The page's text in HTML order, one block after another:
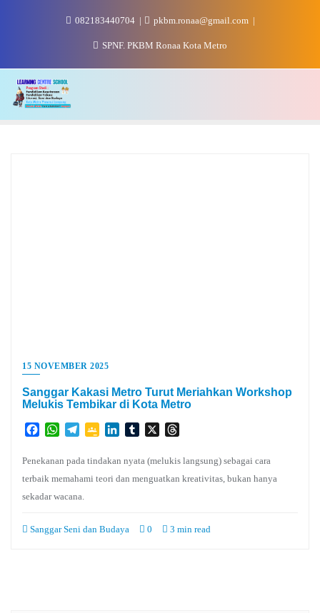
082183440704 pkbm.ronaa@gmail.com
SPNF. PKBM Ronaa Kota Metro
15 NOVEMBER 2025
Sanggar Kakasi Metro Turut Meriahkan Workshop
Melukis Tembikar di Kota Metro
FacebookWhatsApp
TelegramGoogleLinkedInTumblr
X
Penekanan pada tindakan nyata (melukis langsung) sebagai cara
terbaik memahami teori dan menguatkan kreativitas, bukan hanya
sekadar wacana.
Sanggar Seni dan Budaya 0 3 min read